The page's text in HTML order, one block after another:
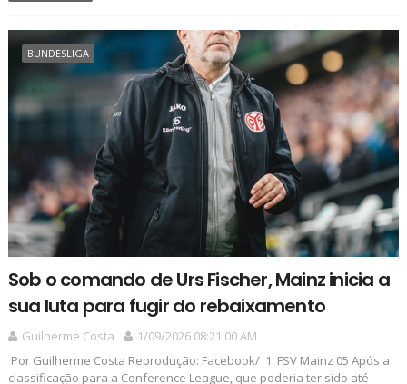
BUNDESLIGA
Sob o comando de Urs Fischer, Mainz inicia a
sua luta para fugir do rebaixamento
Guilherme Costa
1/09/2026 08:21:00 AM
Por Guilherme Costa Reprodução: Facebook/ 1. FSV Mainz 05 Após a
classificação para a Conference League, que poderia ter sido até